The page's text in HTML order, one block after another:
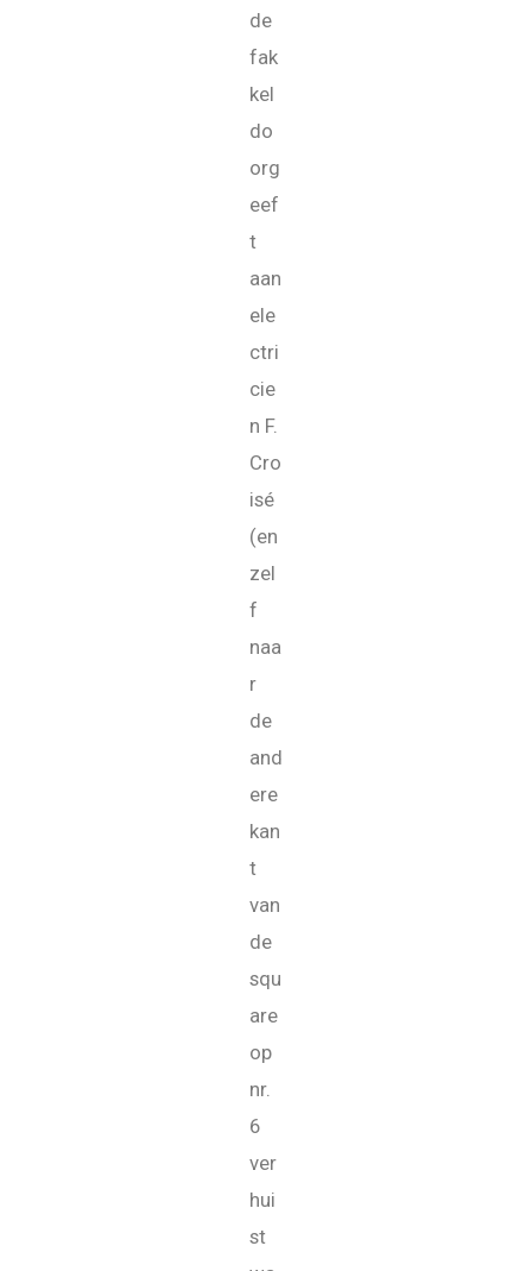
de
fak
kel
do
org
eef
t
aan
ele
ctri
cie
n F.
Cro
isé
(en
zel
f
naa
r
de
and
ere
kan
t
van
de
squ
are
op
nr.
6
ver
hui
st